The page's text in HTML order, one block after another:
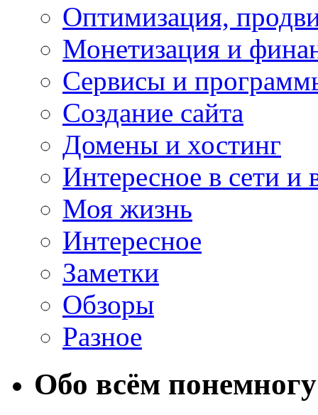
Оптимизация,
Монетизация и
Сервисы и
Создание сайта
Домены и хостинг
Интересное в сети и
Моя жизнь
Интересное
Заметки
Обзоры
Разное
Обо всём понемногу